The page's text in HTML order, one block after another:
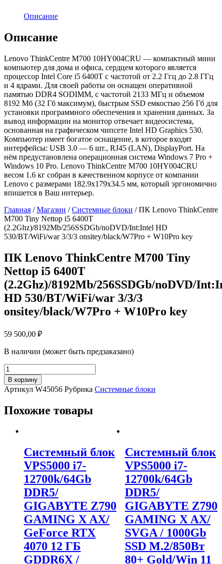
Описание
Описание
Lenovo ThinkCentre M700 10HY004CRU — компактный мини
компьютер для дома и офиса, сердцем которого является
процессор Intel Core i5 6400T с частотой от 2.2 Ггц до 2.8 ГГц
и 4 ядрами. Для своей работы он оснащен оперативной
памятью DDR4 SODIMM, с частотой 2133 МГц и объемом
8192 Мб (32 Гб максимум), быстрым SSD емкостью 256 Гб для
установки программного обеспечения и хранения данных. За
вывод информации на монитор отвечает видеосистема,
основанная на графическом чипсете Intel HD Graphics 530.
Компьютер имеет богатое оснащение, в которое входят
интерфейсы: USB 3.0 — 6 шт., RJ45 (LAN), DisplayPort. На
нём предустановлена операционная система Windows 7 Pro +
Windows 10 Pro. Lenovo ThinkCentre M700 10HY004CRU
весом 1.6 кг собран в качественном корпусе от компании
Lenovo с размерами 182.9x179x34.5 мм, который эргономично
впишется в Ваш интерьер.
Главная /Магазин /Системные блоки / ПК Lenovo ThinkCentre
M700 Tiny Nettop i5 6400T
(2.2Ghz)/8192Mb/256SSDGb/noDVD/Int:Intel HD
530/BT/WiFi/war 3/3/3 onsitey/black/W7Pro + W10Pro key
ПК Lenovo ThinkCentre M700 Tiny
Nettop i5 6400T
(2.2Ghz)/8192Mb/256SSDGb/noDVD/
HD 530/BT/WiFi/war 3/3/3
onsitey/black/W7Pro + W10Pro key
59 500,00 ₽
В наличии (может быть предзаказано)
Количество
товара
ПК
Lenovo
M700
Nettop
(2.2Ghz)/8192Mb/256SSDGb/noDVD/Int:Intel
530/BT/WiFi/war
onsitey/black/W7Pro
W10Pro
В корзину
Артикул W45056 Рубрика Системные блоки
Похожие товары
Системный блок
VPS5000 i7-
12700k/64Gb
DDR5/
GIGABYTE Z790
GAMING X AX/
GeForce RTX
4070 12 ГБ
GDDR6X /
Системный блок
VPS5000 i7-
12700k/64Gb
DDR5/
GIGABYTE Z790
GAMING X AX/
SVGA / 1000Gb
SSD M.2/850Вт
80+ Gold/Win 11